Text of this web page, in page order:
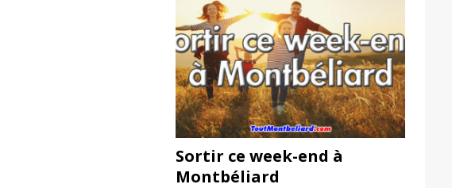
Sortir ce week-end à
Montbéliard